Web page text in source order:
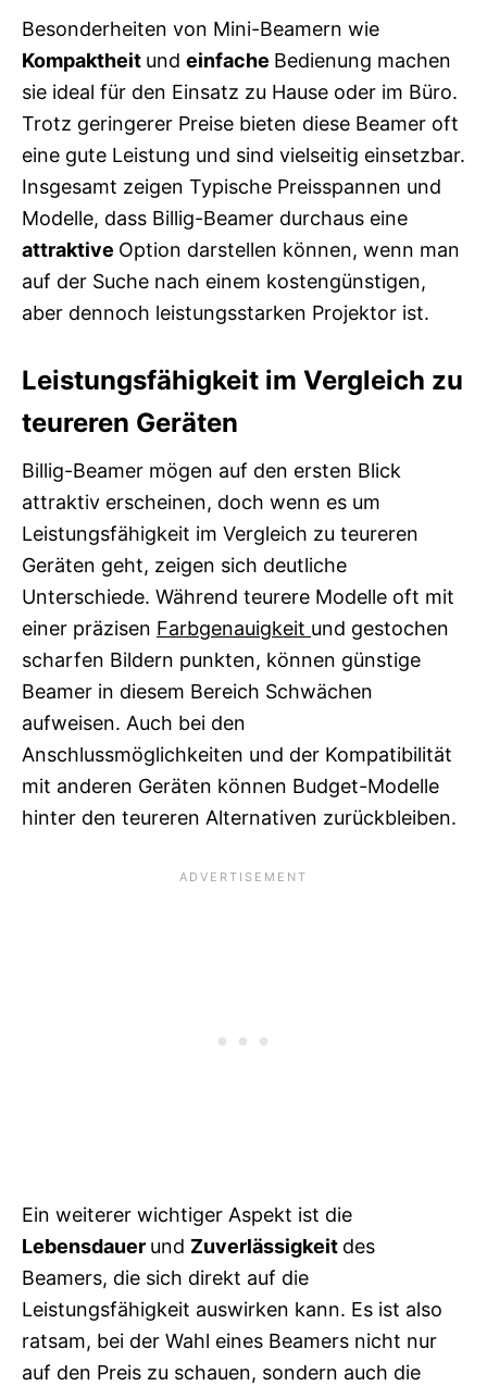
Besonderheiten von Mini-Beamern wie
Kompaktheit und einfache Bedienung machen
sie ideal für den Einsatz zu Hause oder im Büro.
Trotz geringerer Preise bieten diese Beamer oft
eine gute Leistung und sind vielseitig einsetzbar.
Insgesamt zeigen Typische Preisspannen und
Modelle, dass Billig-Beamer durchaus eine
attraktive Option darstellen können, wenn man
auf der Suche nach einem kostengünstigen,
aber dennoch leistungsstarken Projektor ist.
Leistungsfähigkeit im Vergleich zu
teureren Geräten
Billig-Beamer mögen auf den ersten Blick
attraktiv erscheinen, doch wenn es um
Leistungsfähigkeit im Vergleich zu teureren
Geräten geht, zeigen sich deutliche
Unterschiede. Während teurere Modelle oft mit
einer präzisen Farbgenauigkeit und gestochen
scharfen Bildern punkten, können günstige
Beamer in diesem Bereich Schwächen
aufweisen. Auch bei den
Anschlussmöglichkeiten und der Kompatibilität
mit anderen Geräten können Budget-Modelle
hinter den teureren Alternativen zurückbleiben.
Ein weiterer wichtiger Aspekt ist die
Lebensdauer und Zuverlässigkeit des
Beamers, die sich direkt auf die
Leistungsfähigkeit auswirken kann. Es ist also
ratsam, bei der Wahl eines Beamers nicht nur
auf den Preis zu schauen, sondern auch die